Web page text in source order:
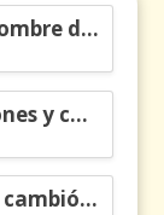
Carlos Manuel Vesga lleva el nombre de Colombia a los Emmy
Resiliencia migrante: 5 emociones y cómo gestionarlas
Tatiana Toro: colombiana que cambió la historia de las matemáticas